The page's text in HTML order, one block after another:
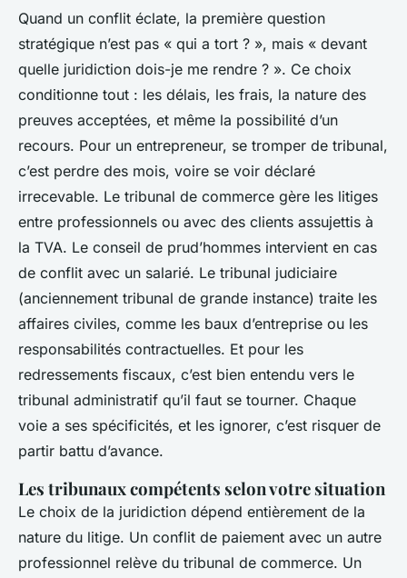
Quand un conflit éclate, la première question
stratégique n’est pas « qui a tort ? », mais « devant
quelle juridiction dois-je me rendre ? ». Ce choix
conditionne tout : les délais, les frais, la nature des
preuves acceptées, et même la possibilité d’un
recours. Pour un entrepreneur, se tromper de tribunal,
c’est perdre des mois, voire se voir déclaré
irrecevable. Le tribunal de commerce gère les litiges
entre professionnels ou avec des clients assujettis à
la TVA. Le conseil de prud’hommes intervient en cas
de conflit avec un salarié. Le tribunal judiciaire
(anciennement tribunal de grande instance) traite les
affaires civiles, comme les baux d’entreprise ou les
responsabilités contractuelles. Et pour les
redressements fiscaux, c’est bien entendu vers le
tribunal administratif qu’il faut se tourner. Chaque
voie a ses spécificités, et les ignorer, c’est risquer de
partir battu d’avance.
Les tribunaux compétents selon votre situation
Le choix de la juridiction dépend entièrement de la
nature du litige. Un conflit de paiement avec un autre
professionnel relève du tribunal de commerce. Un